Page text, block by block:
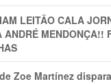
LEITÃO CALA
ANDRÉ MENDONÇA!!
Zoe Martínez